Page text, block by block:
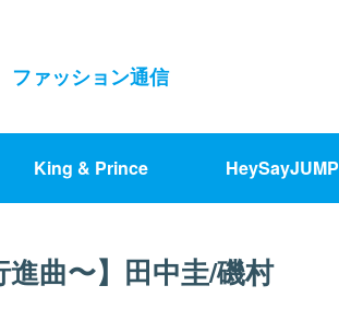
ファッション通信
King & Prince HeySayJUMP
進曲〜】田中圭/磯村